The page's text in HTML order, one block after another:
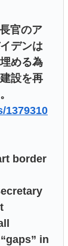
官のア
デンは
める為
設を再
1379310
border
in